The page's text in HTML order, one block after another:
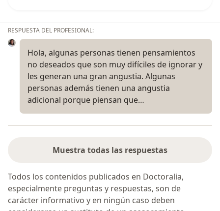
RESPUESTA DEL PROFESIONAL:
Hola, algunas personas tienen pensamientos
no deseados que son muy difíciles de ignorar y
les generan una gran angustia. Algunas
personas además tienen una angustia
adicional porque piensan que…
Muestra todas las respuestas
Todos los contenidos publicados en Doctoralia,
especialmente preguntas y respuestas, son de
carácter informativo y en ningún caso deben